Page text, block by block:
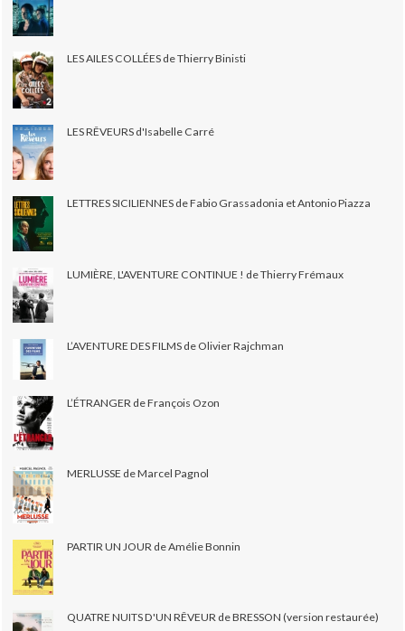
LES AILES COLLÉES de Thierry Binisti
LES RÊVEURS d'Isabelle Carré
LETTRES SICILIENNES de Fabio Grassadonia et Antonio Piazza
LUMIÈRE, L'AVENTURE CONTINUE ! de Thierry Frémaux
L’AVENTURE DES FILMS de Olivier Rajchman
L’ÉTRANGER de François Ozon
MERLUSSE de Marcel Pagnol
PARTIR UN JOUR de Amélie Bonnin
QUATRE NUITS D'UN RÊVEUR de BRESSON (version restaurée)